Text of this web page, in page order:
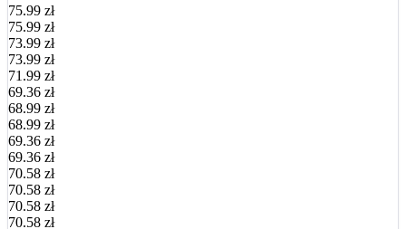
75.99 zł
75.99 zł
73.99 zł
73.99 zł
71.99 zł
69.36 zł
68.99 zł
68.99 zł
69.36 zł
69.36 zł
70.58 zł
70.58 zł
70.58 zł
70.58 zł